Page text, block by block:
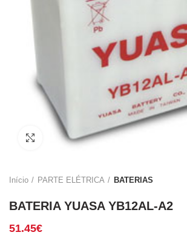
Click to enlarge
Início PARTE ELÉTRICA BATERIAS
BATERIA YUASA YB12AL-A2
51.45€